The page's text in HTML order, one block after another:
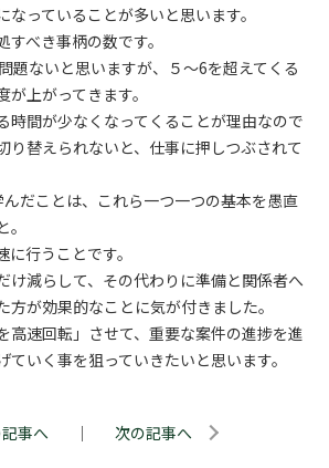
なっていることが多いと思います。
べき事柄の数です。
題ないと思いますが、５～6を超えてくる
上がってきます。
時間が少なくなってくることが理由なので
り替えられないと、仕事に押しつぶされて
だことは、これら一つ一つの基本を愚直
行うことです。
け減らして、その代わりに準備と関係者へ
方が効果的なことに気が付きました。
高速回転」させて、重要な案件の進捗を進
ていく事を狙っていきたいと思います。
事へ ｜ 次の記事へ